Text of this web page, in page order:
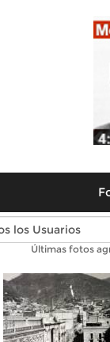
Fotos
Últimas fotos